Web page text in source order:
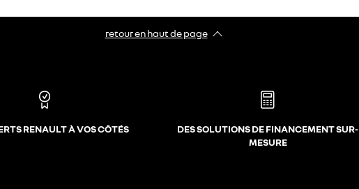
retour en haut de page​
RENAULT À VOS CÔTÉS
DES SOLUTIONS DE FINANCEMENT SUR-
MESURE